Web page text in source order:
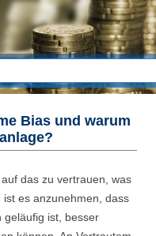
Inhalt springen
Bias und warum
das zu vertrauen, was
es anzunehmen, dass
geläufig ist, besser